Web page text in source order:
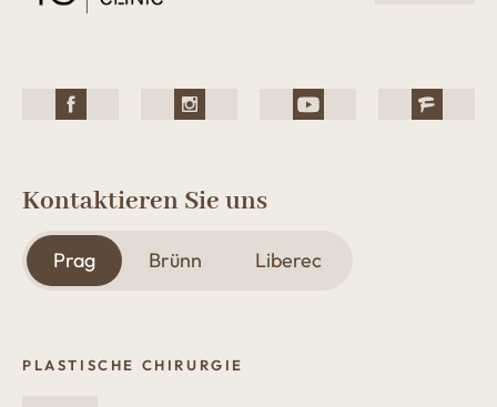
Kontaktieren Sie uns
Prag Brünn Liberec
PLASTISCHE CHIRURGIE